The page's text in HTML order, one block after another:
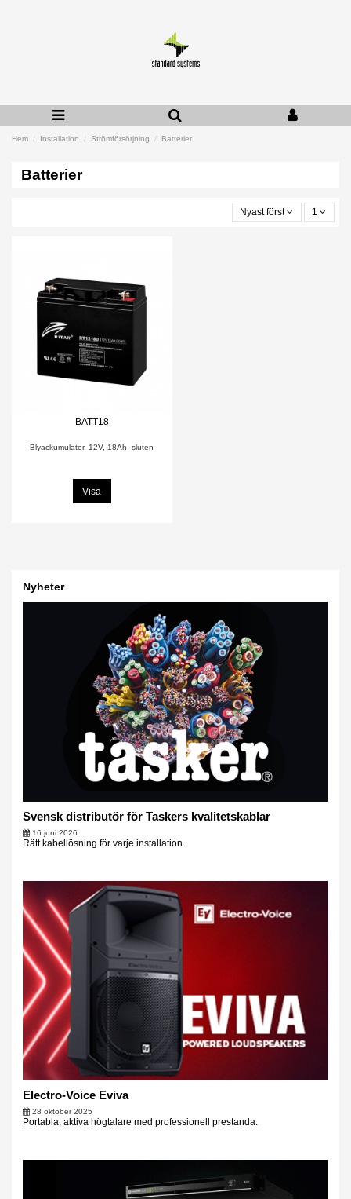
Hem Installation Strömförsörjning Batterier
Batterier
Nyast först 1
BATT18
Blyackumulator, 12V, 18Ah, sluten
Visa
Nyheter
Svensk distributör för Taskers kvalitetskablar
16 juni 2026
Rätt kabellösning för varje installation.
Electro-Voice Eviva
28 oktober 2025
Portabla, aktiva högtalare med professionell prestanda.